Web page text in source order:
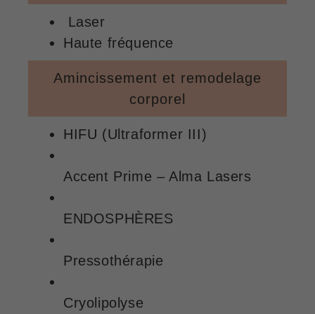
Laser
Haute fréquence
Amincissement et remodelage
corporel
HIFU (Ultraformer III)
Accent Prime – Alma Lasers
ENDOSPHÈRES
Pressothérapie
Cryolipolyse